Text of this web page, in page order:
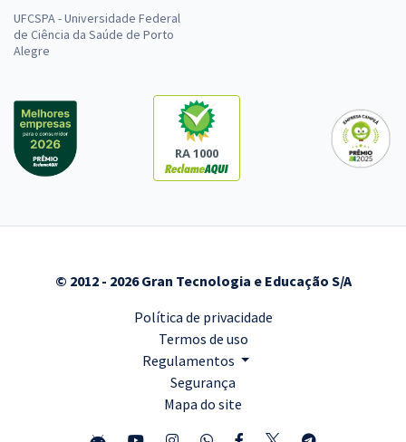
UFCSPA - Universidade Federal
de Ciência da Saúde de Porto
Alegre
RA 1000
© 2012 - 2026 Gran Tecnologia e Educação S/A
Política de privacidade
Termos de uso
Regulamentos
Segurança
Mapa do site